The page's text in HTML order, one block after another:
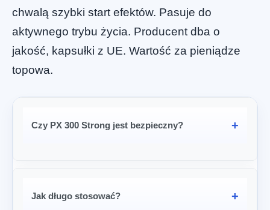
chwalą szybki start efektów. Pasuje do
aktywnego trybu życia. Producent dba o
jakość, kapsułki z UE. Wartość za pieniądze
topowa.
Czy PX 300 Strong jest bezpieczny?
Jak długo stosować?